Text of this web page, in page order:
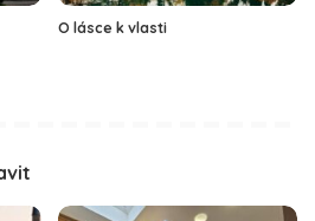
O lásce k vlasti